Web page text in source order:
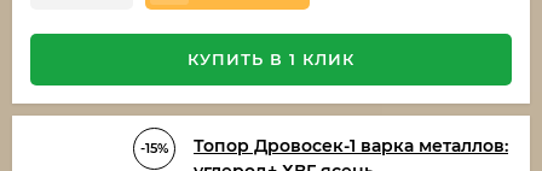
КУПИТЬ В 1 КЛИК
-15%
Топор Дровосек-1 варка металлов: